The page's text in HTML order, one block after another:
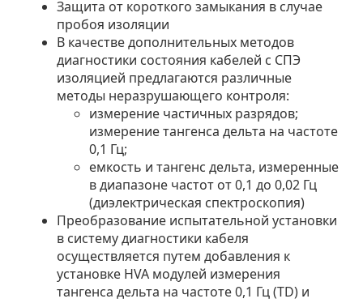
Защита от короткого замыкания в случае
пробоя изоляции
В качестве дополнительных методов
диагностики состояния кабелей с СПЭ
изоляцией предлагаются различные
методы неразрушающего контроля:
измерение частичных разрядов;
измерение тангенса дельта на частоте
0,1 Гц;
емкость и тангенс дельта, измеренные
в диапазоне частот от 0,1 до 0,02 Гц
(диэлектрическая спектроскопия)
Преобразование испытательной установки
в систему диагностики кабеля
осуществляется путем добавления к
установке HVA модулей измерения
тангенса дельта на частоте 0,1 Гц (TD) и